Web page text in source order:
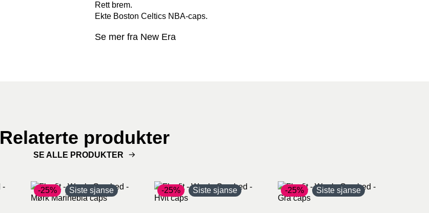
Rett brem.
Ekte Boston Celtics NBA-caps.
Se mer fra New Era
Relaterte produkter
SE ALLE PRODUKTER
-25% Siste sjanse -25% Siste sjanse -25% Siste sjanse